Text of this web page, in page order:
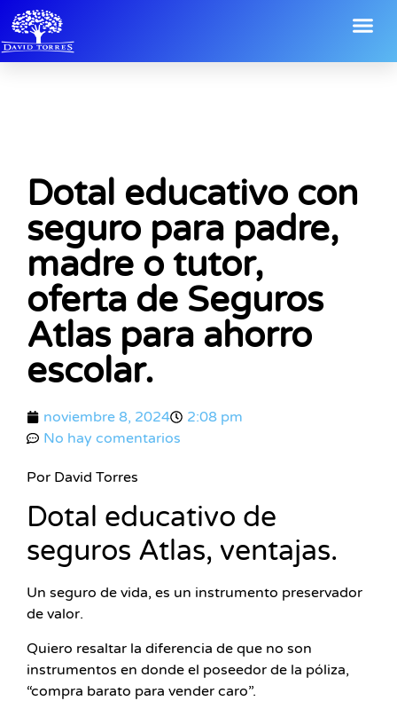
Dotal educativo con
seguro para padre,
madre o tutor,
oferta de Seguros
Atlas para ahorro
escolar.
noviembre 8, 2024
2:08 pm
No hay comentarios
Por David Torres
Dotal educativo de
seguros Atlas, ventajas.
Un seguro de vida, es un instrumento preservador
de valor.
Quiero resaltar la diferencia de que no son
instrumentos en donde el poseedor de la póliza,
“compra barato para vender caro”.